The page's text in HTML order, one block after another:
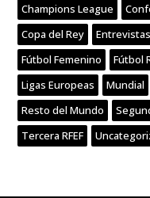
Champions League
Copa del Rey
Entrevistas
Fútbol Femenino
Fútbol
Ligas Europeas
Mundial
Resto del Mundo
Tercera RFEF